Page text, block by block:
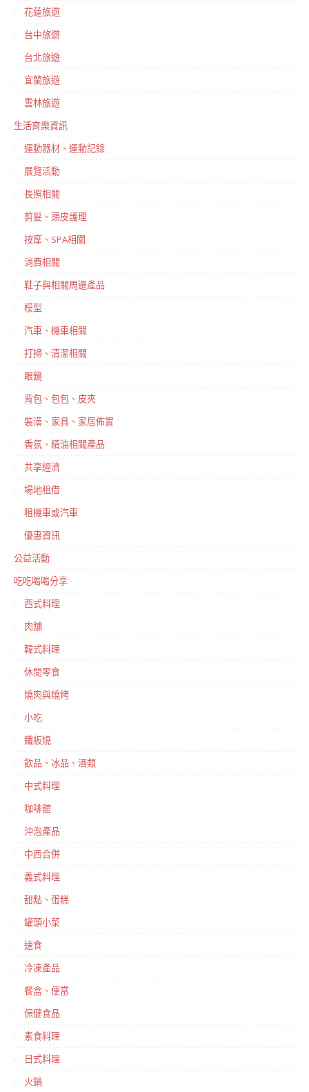
花蓮旅遊
台中旅遊
台北旅遊
宜蘭旅遊
雲林旅遊
生活育樂資訊
運動器材、運動記錄
展覽活動
長照相關
剪髮、頭皮護理
按摩、SPA相關
消費相關
鞋子與相關周邊產品
模型
汽車、機車相關
打掃、清潔相關
眼鏡
背包、包包、皮夾
裝潢、家具、家居佈置
香氛、精油相關產品
共享經濟
場地租借
租機車或汽車
優惠資訊
公益活動
吃吃喝喝分享
西式料理
肉舖
韓式料理
休閒零食
燒肉與燒烤
小吃
鐵板燒
飲品、冰品、酒類
中式料理
咖啡館
沖泡產品
中西合併
義式料理
甜點、蛋糕
罐頭小菜
速食
冷凍產品
餐盒、便當
保健食品
素食料理
日式料理
火鍋